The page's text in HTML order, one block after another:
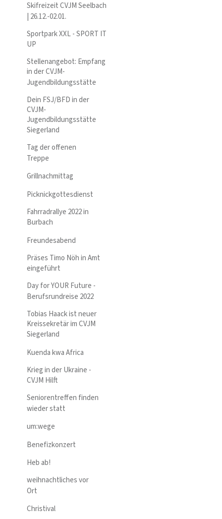
Skifreizeit CVJM Seelbach
| 26.12.-02.01.
Sportpark XXL - SPORT IT
UP
Stellenangebot: Empfang
in der CVJM-
Jugendbildungsstätte
Dein FSJ/BFD in der
CVJM-
Jugendbildungsstätte
Siegerland
Tag der offenen
Treppe
Grillnachmittag
Picknickgottesdienst
Fahrradrallye 2022 in
Burbach
Freundesabend
Präses Timo Nöh in Amt
eingeführt
Day for YOUR Future -
Berufsrundreise 2022
Tobias Haack ist neuer
Kreissekretär im CVJM
Siegerland
Kuenda kwa Africa
Krieg in der Ukraine -
CVJM Hilft
Seniorentreffen finden
wieder statt
um:wege
Benefizkonzert
Heb ab!
weihnachtliches vor
Ort
Christival